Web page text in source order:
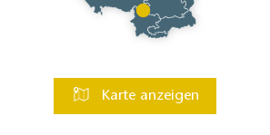
Karte anzeigen